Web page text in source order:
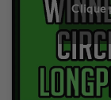
Clique